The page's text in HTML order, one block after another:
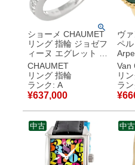
ショーメ CHAUMET
リング 指輪 ジョゼフ
ィーヌ エグレット パ
ールホワイト×ホワイ
トゴールド
#56(JP16) 白 あこや
パール ダイヤ パヴェ
15.5号 083290 【中
古】中古美品
CHAUMET
リング 指輪
ランク: A
¥637,000
ヴ
ペ
マジ
ラ
ー
金 マ
古
Van
リ
ラ
¥
中古 中古